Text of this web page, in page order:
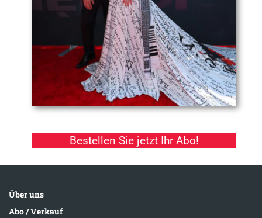
Bestellen Sie jetzt Ihr Abo!
Über uns
Abo / Verkauf